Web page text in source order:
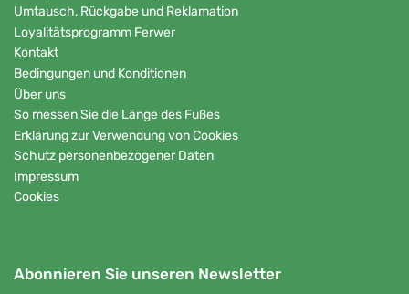
Umtausch, Rückgabe und Reklamation
Loyalitätsprogramm Ferwer
Kontakt
Bedingungen und Konditionen
Über uns
So messen Sie die Länge des Fußes
Erklärung zur Verwendung von Cookies
Schutz personenbezogener Daten
Impressum
Cookies
Abonnieren Sie unseren Newsletter